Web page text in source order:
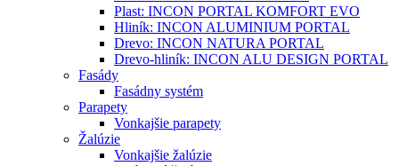
Plast: INCON PORTAL KOMFORT EVO
Hliník: INCON ALUMINIUM PORTAL
Drevo: INCON NATURA PORTAL
Drevo-hliník: INCON ALU DESIGN PORTAL
Fasády
Fasádny systém
Parapety
Vonkajšie parapety
Žalúzie
Vonkajšie žalúzie